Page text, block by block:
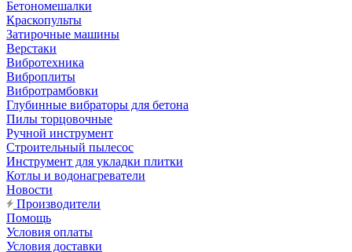
Бетономешалки
Краскопульты
Затирочные машины
Верстаки
Вибротехника
Виброплиты
Вибротрамбовки
Глубинные вибраторы для бетона
Пилы торцовочные
Ручной инструмент
Строительный пылесос
Инструмент для укладки плитки
Котлы и водонагреватели
Новости
Производители
Помощь
Условия оплаты
Условия доставки